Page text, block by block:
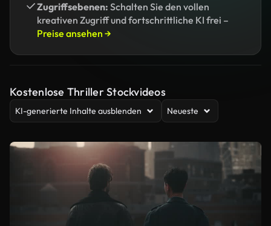
Zugriffsebenen: Schalten Sie den vollen
kreativen Zugriff und fortschrittliche KI frei –
Preise ansehen →
Kostenlose Thriller Stockvideos
KI-generierte Inhalte ausblenden Neueste